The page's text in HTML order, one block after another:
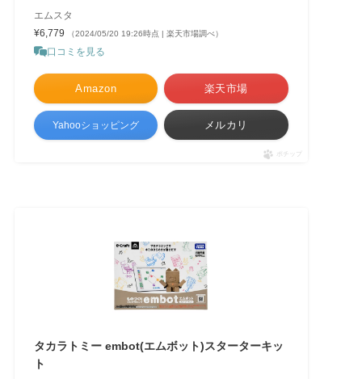
エムスタ
¥6,779
（2024/05/20 19:26時点 | 楽天市場調べ）
口コミを見る
Amazon 楽天市場
Yahooショッピング メルカリ
ポチップ
タカラトミー embot(エムボット)スターターキッ
ト